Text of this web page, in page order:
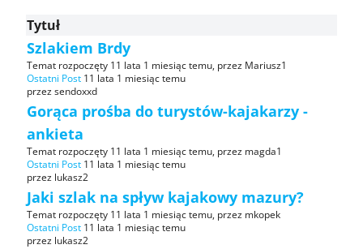
Tytuł
Szlakiem Brdy
Temat rozpoczęty 11 lata 1 miesiąc temu, przez Mariusz1
Ostatni Post 11 lata 1 miesiąc temu
przezsendoxxd
Gorąca prośba do turystów-kajakarzy -
ankieta
Temat rozpoczęty 11 lata 1 miesiąc temu, przez magda1
Ostatni Post 11 lata 1 miesiąc temu
przez lukasz2
Jaki szlak na spływ kajakowy mazury?
Temat rozpoczęty 11 lata 1 miesiąc temu, przez mkopek
Ostatni Post 11 lata 1 miesiąc temu
przez lukasz2